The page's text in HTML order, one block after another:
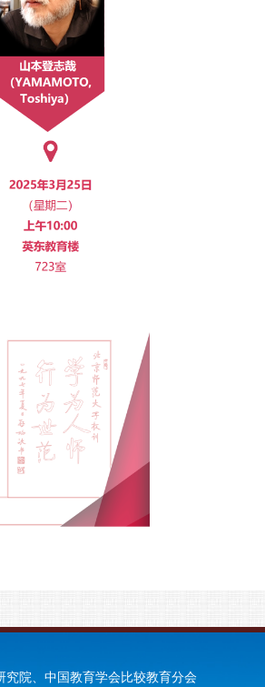
究院、中国教育学会比较教育分会